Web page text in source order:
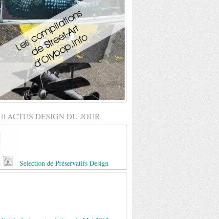
ACTUS DESIGN DU JOUR
Selection de Préservatifs Design